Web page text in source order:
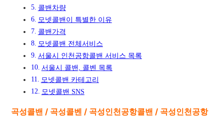
콜밴차량
모넷콜밴이 특별한 이유
콜밴가격
모넷콜밴 전체서비스
서울시 인천공항콜밴 서비스 목록
서울시 콜밴, 콜벤 목록
모넷콜밴 카테고리
모넷콜밴 SNS
곡성콜밴 / 곡성콜벤 / 곡성인천공항콜밴 / 곡성인천공항